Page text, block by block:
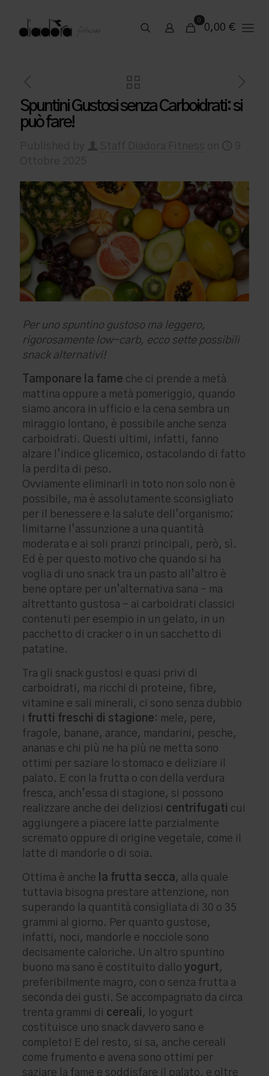
0
0,00 €
Spuntini Gustosi senza Carboidrati: si
può fare!
Per uno spuntino gustoso ma leggero,
rigorosamente low-carb, ecco sette possibili
snack alternativi!
Tamponare la fame che ci prende a metà
mattina oppure a metà pomeriggio, quando
siamo ancora in ufficio e la cena sembra un
miraggio lontano, è possibile anche senza
carboidrati. Questi ultimi, infatti, fanno
alzare l’indice glicemico, ostacolando di fatto
la perdita di peso.
Ovviamente eliminarli in toto non solo non è
possibile, ma è assolutamente sconsigliato
per il benessere e la salute dell’organismo;
limitarne l’assunzione a una quantità
moderata e ai soli pranzi principali, però, sì.
Ed è per questo motivo che quando si ha
voglia di uno snack tra un pasto all’altro è
bene optare per un’alternativa sana – ma
altrettanto gustosa – ai carboidrati classici
contenuti per esempio in un gelato, in un
pacchetto di cracker o in un sacchetto di
patatine.
Tra gli snack gustosi e quasi privi di
carboidrati, ma ricchi di proteine, fibre,
vitamine e sali minerali, ci sono senza dubbio
i frutti freschi di stagione: mele, pere,
fragole, banane, arance, mandarini, pesche,
ananas e chi più ne ha più ne metta sono
ottimi per saziare lo stomaco e deliziare il
palato. E con la frutta o con della verdura
fresca, anch’essa di stagione, si possono
realizzare anche dei deliziosi centrifugati cui
aggiungere a piacere latte parzialmente
scremato oppure di origine vegetale, come il
latte di mandorle o di soia.
Ottima è anche la frutta secca, alla quale
tuttavia bisogna prestare attenzione, non
superando la quantità consigliata di 30 o 35
grammi al giorno. Per quanto gustose,
infatti, noci, mandorle e nocciole sono
decisamente caloriche. Un altro spuntino
buono ma sano è costituito dallo yogurt,
preferibilmente magro, con o senza frutta a
seconda dei gusti. Se accompagnato da circa
trenta grammi di cereali , lo yogurt
costituisce uno snack davvero sano e
completo! E del resto, si sa, anche cereali
come frumento e avena sono ottimi per
saziare la fame e soddisfare il palato, e oltre